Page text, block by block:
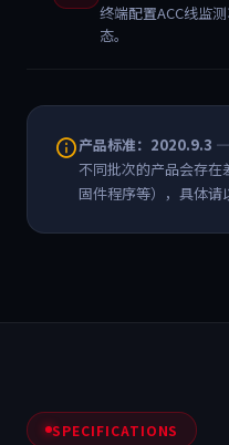
终端配置ACC线监
态。
产品标准：2020.9.3 —
不同批次的产品会存在
固件程序等），具体请
SPECIFICATIONS